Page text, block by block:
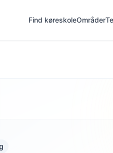
Find køreskoleOmråder